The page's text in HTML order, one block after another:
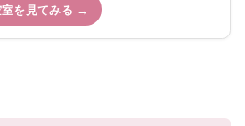
室を見てみる →